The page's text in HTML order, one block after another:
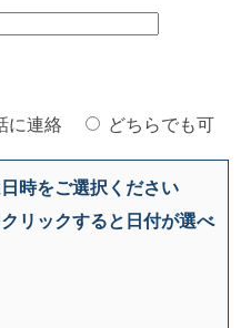
に連絡 どちらでも可
時をご選択ください
リックすると日付が選べ